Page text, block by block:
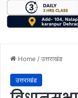
Home /उत्तराखंड
उत्तराखंड